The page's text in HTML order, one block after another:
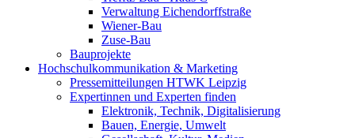
Verwaltung Eichendorffstraße
Wiener-Bau
Zuse-Bau
Bauprojekte
Hochschulkommunikation & Marketing
Pressemitteilungen HTWK Leipzig
Expertinnen und Experten finden
Elektronik, Technik, Digitalisierung
Bauen, Energie, Umwelt